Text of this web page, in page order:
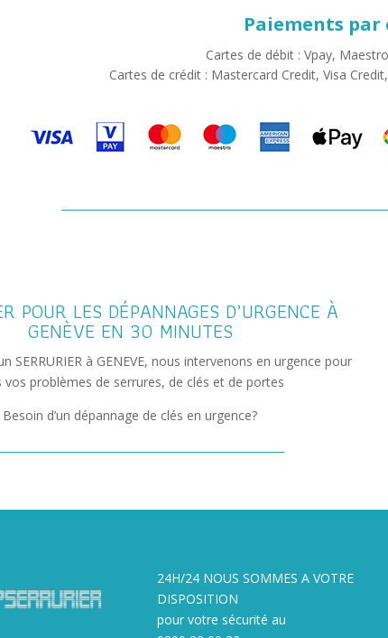
Paiements par
Cartes de débit : Vpay,
Cartes de crédit : Mastercard Credit, Visa
POUR LES DÉPANNAGES D’URGENCE À
GENÈVE EN 30 MINUTES
SERRURIER à GENEVE, nous intervenons en urgence pour
vos problèmes de serrures, de clés et de portes
Besoin d’un dépannage de clés en urgence?
24H/24 NOUS SOMMES A VOTRE
DISPOSITION
pour votre sécurité au